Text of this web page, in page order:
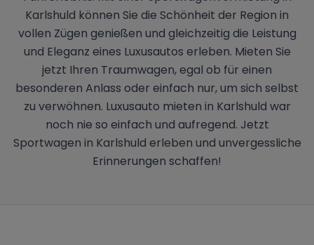
Karlshuld können Sie die Schönheit der Region in
vollen Zügen genießen und gleichzeitig die Leistung
und Eleganz eines Luxusautos erleben. Mieten Sie
jetzt Ihren Traumwagen, egal ob für einen
besonderen Anlass oder einfach nur, um sich selbst
zu verwöhnen. Luxusauto mieten in Karlshuld war
noch nie so einfach und aufregend. Jetzt
Sportwagen in Karlshuld erleben und unvergessliche
Erinnerungen schaffen!